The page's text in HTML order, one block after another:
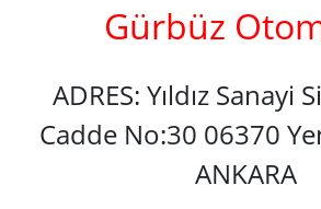
Gürbüz
ADRES: Yıldız Sanayi
Cadde No:30 06370
ANKARA